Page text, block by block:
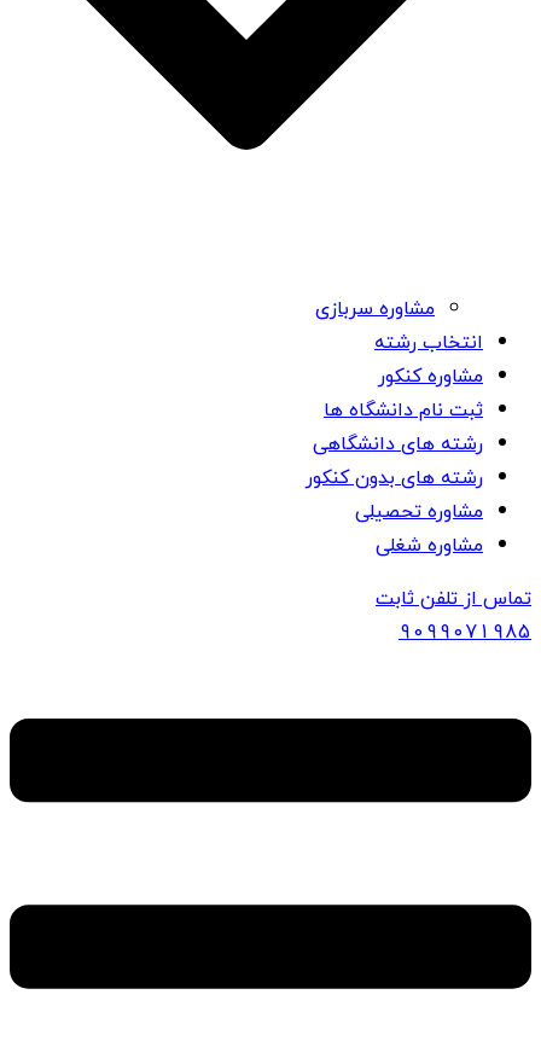
مشاوره سربازی
انتخاب رشته
مشاوره کنکور
ثبت نام دانشگاه ها
رشته های دانشگاهی
رشته های بدون کنکور
مشاوره تحصیلی
مشاوره شغلی
تماس از تلفن ثابت
9099071985